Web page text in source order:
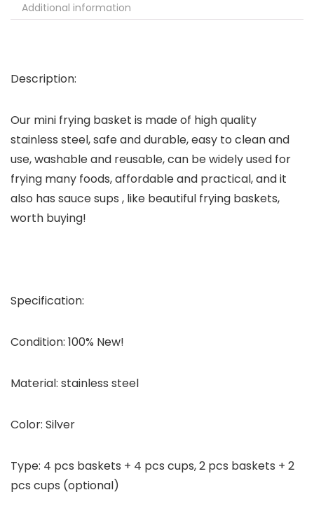
Additional information
Description:
Our mini frying basket is made of high quality
stainless steel, safe and durable, easy to clean and
use, washable and reusable, can be widely used for
frying many foods, affordable and practical, and it
also has sauce sups , like beautiful frying baskets,
worth buying!
Specification:
Condition: 100% New!
Material: stainless steel
Color: Silver
Type: 4 pcs baskets + 4 pcs cups, 2 pcs baskets + 2
pcs cups (optional)